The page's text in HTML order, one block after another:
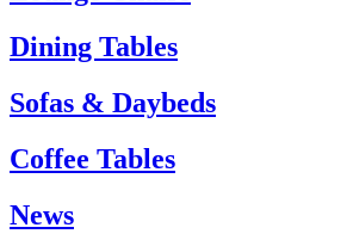
Dining Tables
Sofas & Daybeds
Coffee Tables
News